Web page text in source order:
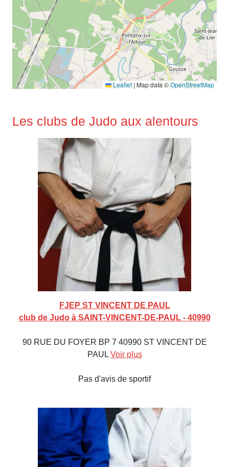
Leaflet | Map data ©OpenStreetMap
Les clubs de Judo aux alentours
FJEP ST VINCENT DE PAUL
club de Judo à SAINT-VINCENT-DE-PAUL - 40990
90 RUE DU FOYER BP 7 40990 ST VINCENT DE
PAUL Voir plus
Pas d'avis de sportif